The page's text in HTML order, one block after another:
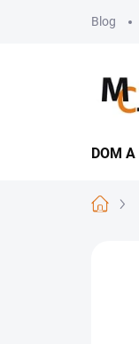
Blog
DOM